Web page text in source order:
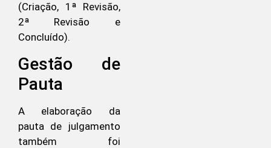
(Criação, 1ª Revisão,
2ª Revisão e
Concluído).
Gestão de
Pauta
A elaboração da
pauta de julgamento
também foi